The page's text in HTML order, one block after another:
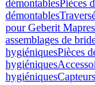
démontablesPièces
démontables
pour Geberit
assemblages de
hygiéniquesPièces
hygiéniques
hygiéniquesCapteurs